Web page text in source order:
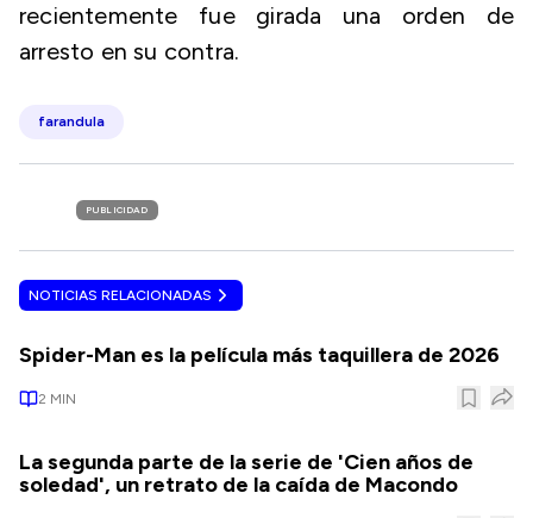
recientemente fue girada una orden de
arresto en su contra.
farandula
PUBLICIDAD
NOTICIAS RELACIONADAS
Spider-Man es la película más taquillera de 2026
2 MIN
La segunda parte de la serie de 'Cien años de
soledad', un retrato de la caída de Macondo